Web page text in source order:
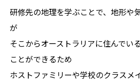
研修先の地理を学ぶことで、地形や
が
そこからオーストラリアに住んでい
ことができるため
ホストファミリーや学校のクラスメ